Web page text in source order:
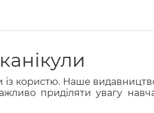
користю. Наше
приділяти увагу